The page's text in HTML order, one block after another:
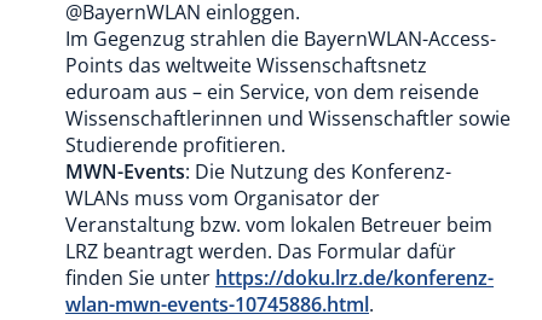
@BayernWLAN einloggen.
Im Gegenzug strahlen die BayernWLAN-Access-
Points das weltweite Wissenschaftsnetz
eduroam aus – ein Service, von dem reisende
Wissenschaftlerinnen und Wissenschaftler sowie
Studierende profitieren.
MWN-Events: Die Nutzung des Konferenz-
WLANs muss vom Organisator der
Veranstaltung bzw. vom lokalen Betreuer beim
LRZ beantragt werden. Das Formular dafür
finden Sie unter https://doku.lrz.de/konferenz-
wlan-mwn-events-10745886.html.